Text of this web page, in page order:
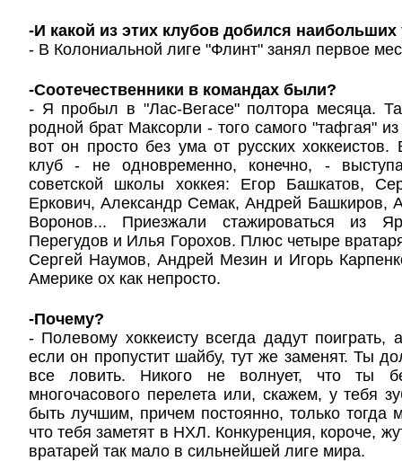
-И какой из этих клубов добился наибольших
- В Колониальной лиге "Флинт" занял первое
-Соотечественники в командах были?
- Я пробыл в "Лас-Вегасе" полтора месяца.
родной брат Максорли - того самого "тафгая"
вот он просто без ума от русских
клуб - не одновременно, конечно, -
советской школы хоккея: Егор Башкатов,
Еркович, Александр Семак, Андрей Башкиров,
Воронов... Приезжали стажироваться из
Перегудов и Илья Горохов. Плюс четыре
Сергей Наумов, Андрей Мезин и Игорь
Америке ох как непросто.
-Почему?
- Полевому хоккеисту всегда дадут поиграть,
если он пропустит шайбу, тут же заменят. Ты
все ловить. Никого не волнует, что ты
многочасового перелета или, скажем, у тебя
быть лучшим, причем постоянно, только тогда
что тебя заметят в НХЛ. Конкуренция, короче,
вратарей так мало в сильнейшей лиге мира.